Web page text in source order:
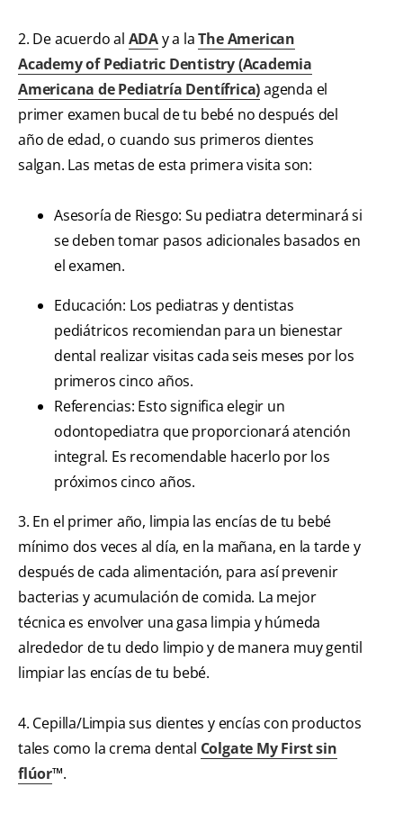
2. De acuerdo al ADAy a laThe American
Academy of Pediatric Dentistry (Academia
Americana de Pediatría Dentífrica)agenda el
primer examen bucal de tu bebé no después del
año de edad, o cuando sus primeros dientes
salgan. Las metas de esta primera visita son:
Asesoría de Riesgo: Su pediatra determinará si
se deben tomar pasos adicionales basados en
el examen.
Educación: Los pediatras y dentistas
pediátricos recomiendan para un bienestar
dental realizar visitas cada seis meses por los
primeros cinco años.
Referencias: Esto significa elegir un
odontopediatra que proporcionará atención
integral. Es recomendable hacerlo por los
próximos cinco años.
3. En el primer año, limpia las encías de tu bebé
mínimo dos veces al día, en la mañana, en la tarde y
después de cada alimentación, para así prevenir
bacterias y acumulación de comida. La mejor
técnica es envolver una gasa limpia y húmeda
alrededor de tu dedo limpio y de manera muy gentil
limpiar las encías de tu bebé.
4. Cepilla/Limpia sus dientes y encías con productos
tales como la crema dental Colgate My First sin
flúor™.